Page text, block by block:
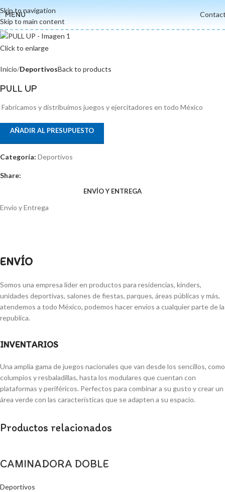
Skip to navigation
Skip to main content
MENU
Click to enlarge
Inicio DeportivosBack to products
PULL UP
Fabricamos y distribuimos juegos y ejercitadores en todo México
AÑADIR AL PRESUPUESTO
Categoría: Deportivos
Share:
ENVÍO Y ENTREGA
Envío y Entrega
ENVÍO
Somos una empresa lider en productos para residencias, kinders,
unidades deportivas, salones de fiestas, parques, áreas públicas y más,
atendemos a todo México, podemos hacer envíos a cualquier parte de la
republica.
INVENTARIOS
Una amplia gama de juegos nacionales que van desde los sencillos, como
columpios y resbaladillas, hasta los modulares que cuentan con
plataformas y periféricos. Perfectos para combinar a su gusto y crear un
área verde con las características que se adapten a su espacio.
Productos relacionados
CAMINADORA DOBLE
Deportivos